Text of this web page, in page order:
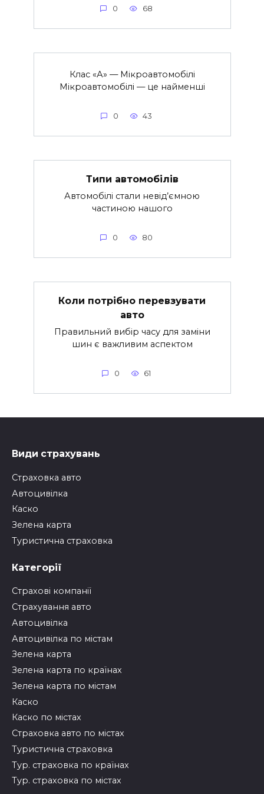
0 68
Клас «А» — Мікроавтомобілі
Мікроавтомобілі — це найменші
0 43
Типи автомобілів
Автомобілі стали невід’ємною
частиною нашого
0 80
Коли потрібно перевзувати
авто
Правильний вибір часу для заміни
шин є важливим аспектом
0 61
Види страхувань
Страховка авто
Автоцивілка
Каско
Зелена карта
Туристична страховка
Категорії
Страхові компанії
Страхування авто
Автоцивілка
Автоцивілка по містам
Зелена карта
Зелена карта по країнах
Зелена карта по містам
Каско
Каско по містах
Страховка авто по містах
Туристична страховка
Тур. страховка по країнах
Тур. страховка по містах